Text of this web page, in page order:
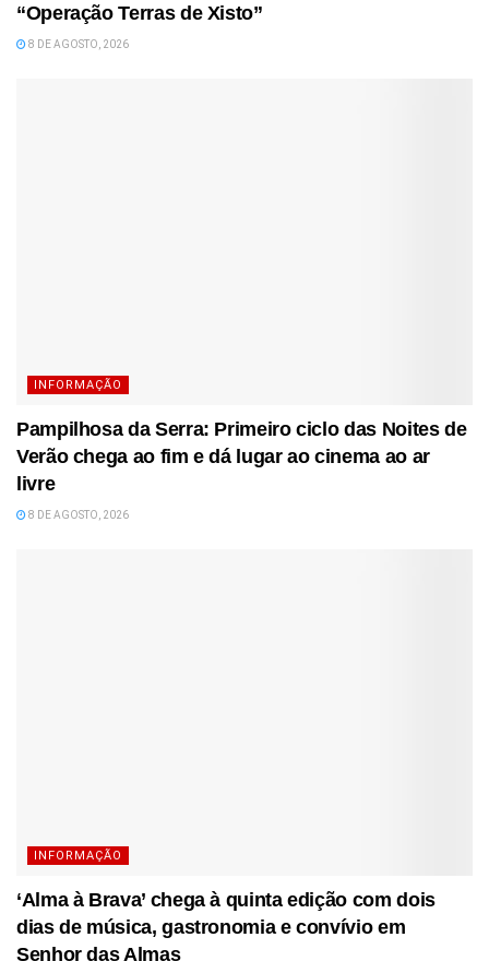
“Operação Terras de Xisto”
8 DE AGOSTO, 2026
INFORMAÇÃO
Pampilhosa da Serra: Primeiro ciclo das Noites de
Verão chega ao fim e dá lugar ao cinema ao ar
livre
8 DE AGOSTO, 2026
INFORMAÇÃO
‘Alma à Brava’ chega à quinta edição com dois
dias de música, gastronomia e convívio em
Senhor das Almas